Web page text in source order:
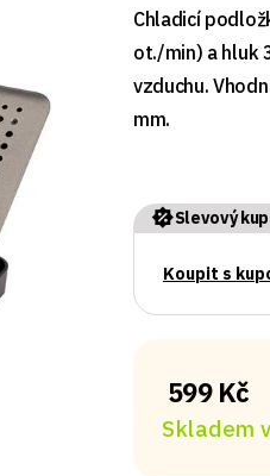
Chladicí
ot./min) a hluk
vzduchu.
mm.
Slevový
Koupit s
599 Kč
Skladem